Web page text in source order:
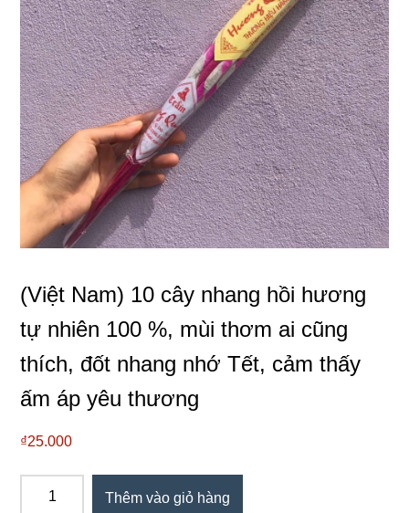
(Việt Nam) 10 cây nhang hồi hương
tự nhiên 100 %, mùi thơm ai cũng
thích, đốt nhang nhớ Tết, cảm thấy
ấm áp yêu thương
₫25.000
Thêm vào giỏ hàng